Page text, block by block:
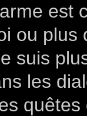
est
ou plus
suis
les